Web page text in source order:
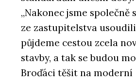
„Nakonec jsme společně
ze zastupitelstva
půjdeme cestou zcela
stavby, a tak se budou
Broďáci těšit na moderní